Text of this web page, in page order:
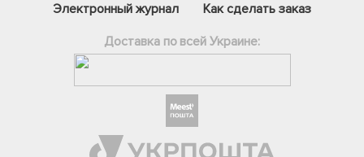
Электронный журнал
Как сделать заказ
Доставка по всей Украине: